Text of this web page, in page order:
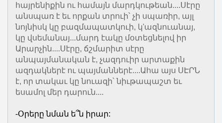
հայրենիքին ու համայն մարդկութեան....Սէրը
անսպառ է եւ որքան տրուի՝ չի սպառիր, այլ
նոյնիսկ կը բազմապատկուի, կ'ազնուանայ,
կը վսեմանայ...մարդ էակը մօտեցնելով իր
Արարչին....Սէրը, ճշմարիտ սէրը
անպայմանական է, չազդուիր արտաքին
ազդակներէ ու պայմաններէ....Ահա այս ՍԷՐՆ
է, որ տակաւ կը նուազի՝ նիւթապաշտ եւ
եսամոլ մեր դարուն....
-Օրերը նման ե՞ն իրար: